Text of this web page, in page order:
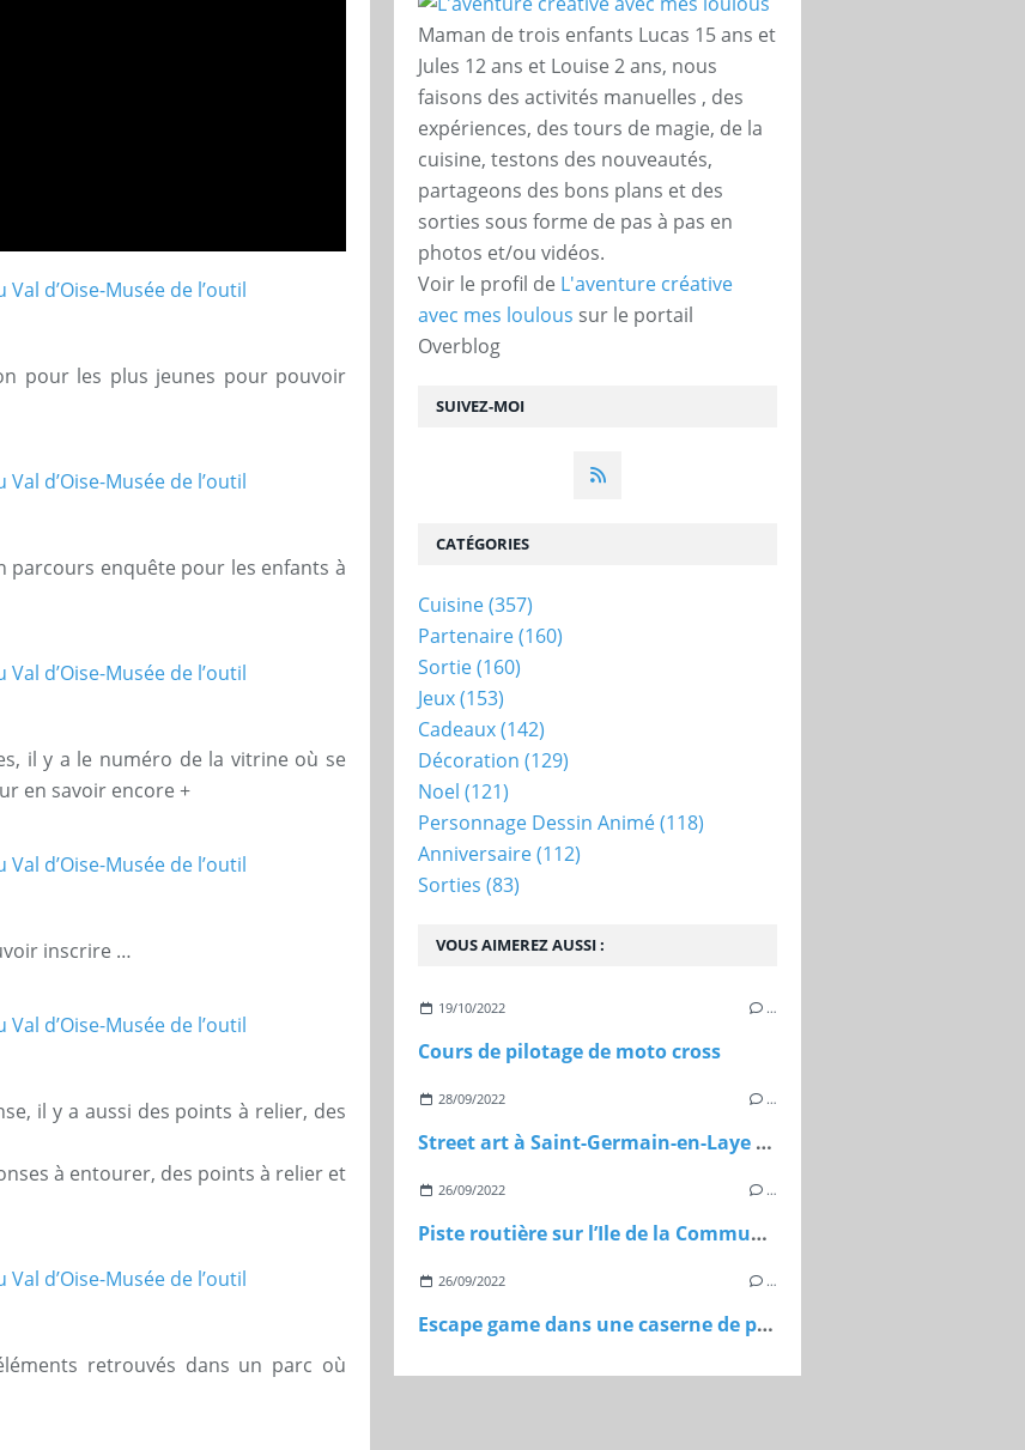
pour les plus jeunes pour pouvoir
parcours enquête pour les enfants à
il y a le numéro de la vitrine où se
en savoir encore +
inscrire …
il y a aussi des points à relier, des
à entourer, des points à relier et
retrouvés dans un parc où
SUIVEZ-MOI
Maman de trois enfants Lucas 15 ans et
Jules 12 ans et Louise 2 ans, nous
faisons des activités manuelles , des
expériences, des tours de magie, de la
cuisine, testons des nouveautés,
partageons des bons plans et des
sorties sous forme de pas à pas en
photos et/ou vidéos.
Voir le profil de L'aventure créative
avec mes loulous sur le portail
Overblog
VOUS AIMEREZ AUSSI :
19/10/2022 …
Cours de pilotage de moto cross
28/09/2022 …
Street art à Saint-Germain-en-Laye (78)
26/09/2022 …
Piste routière sur l’Ile de la Commune à Maisons-Laffitte
26/09/2022 …
Escape game dans une caserne de pompiers
CATÉGORIES
Cuisine(357)
Partenaire(160)
Sortie(160)
Jeux(153)
Cadeaux(142)
Décoration (129)
Noel (121)
Personnage Dessin Animé(118)
Anniversaire(112)
Sorties (83)